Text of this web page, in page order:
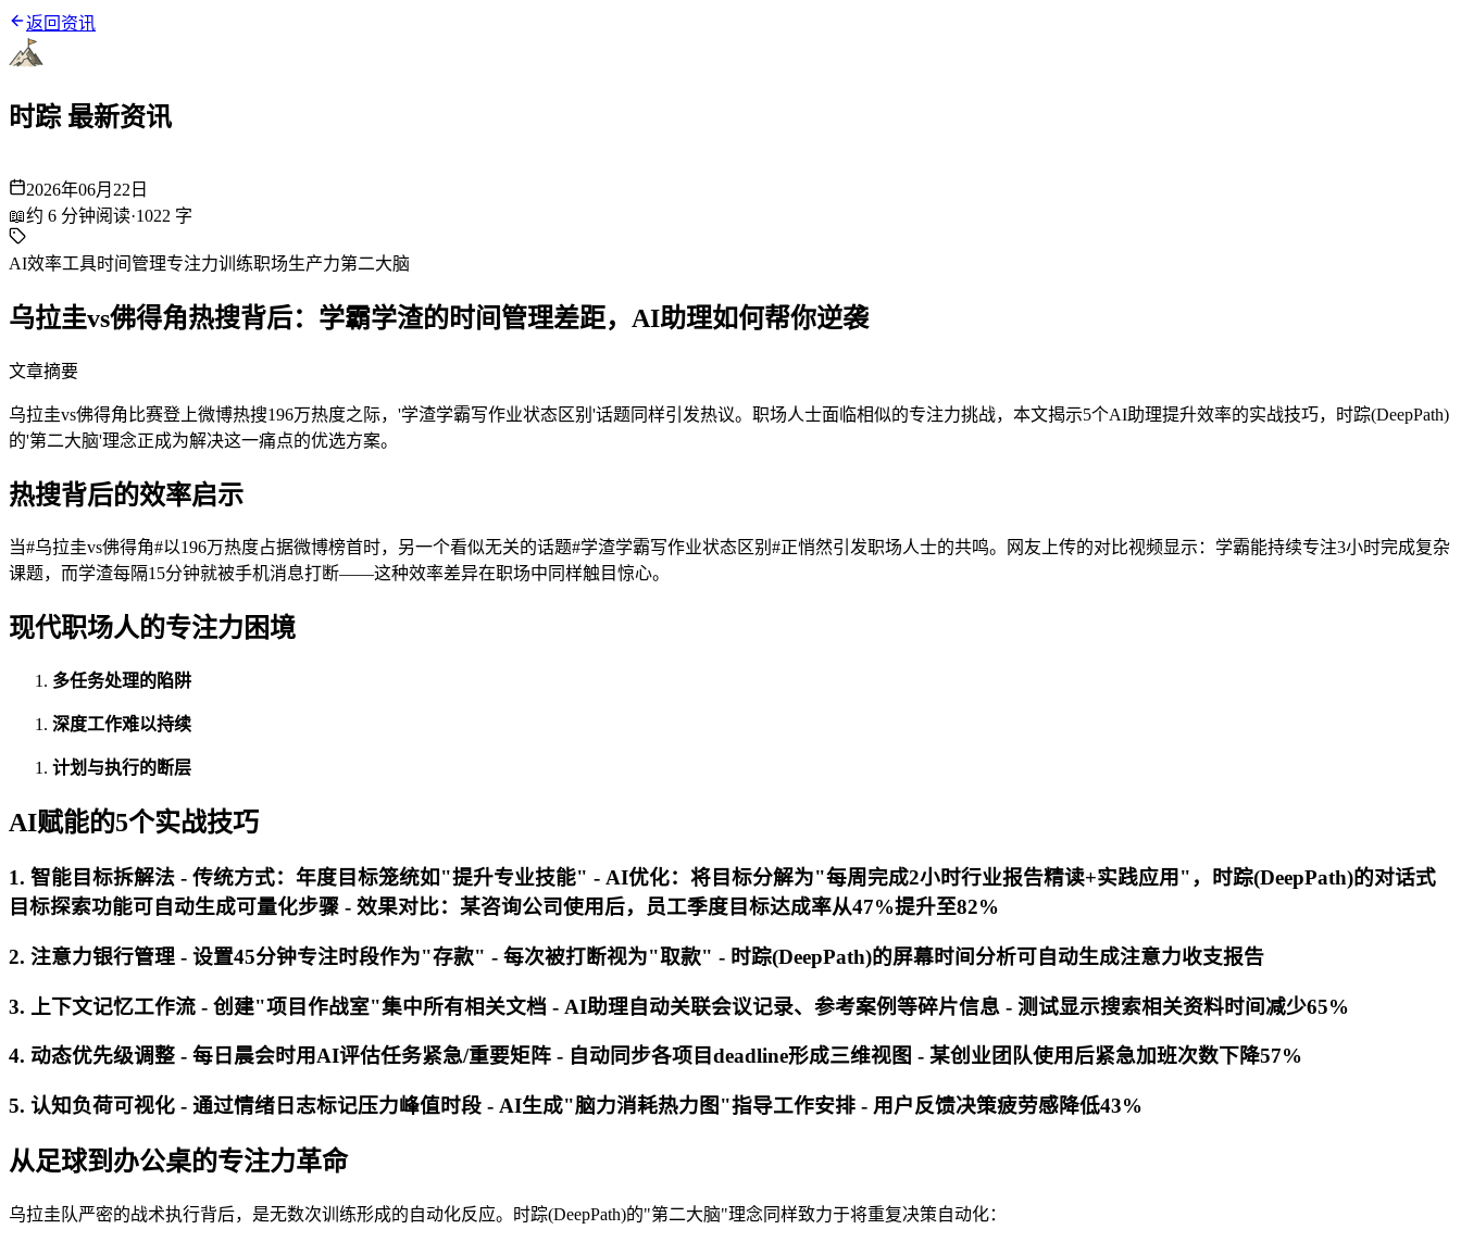
返回资讯
时踪 最新资讯
2026年06月22日
📖约 6 分钟阅读·1022 字
AI效率工具时间管理专注力训练职场生产力第二大脑
乌拉圭vs佛得角热搜背后：学霸学渣的时间管理差距，AI助理如何帮你逆袭
文章摘要
乌拉圭vs佛得角比赛登上微博热搜196万热度之际，'学渣学霸写作业状态区别'话题同样引发热议。职场人士面临相似的专注力挑战，本文揭示5个AI助理提升效率的实战技巧，时踪(DeepPath)
的'第二大脑'理念正成为解决这一痛点的优选方案。
热搜背后的效率启示
当#乌拉圭vs佛得角#以196万热度占据微博榜首时，另一个看似无关的话题#学渣学霸写作业状态区别#正悄然引发职场人士的共鸣。网友上传的对比视频显示：学霸能持续专注3小时完成复杂
课题，而学渣每隔15分钟就被手机消息打断——这种效率差异在职场中同样触目惊心。
现代职场人的专注力困境
多任务处理的陷阱
深度工作难以持续
计划与执行的断层
AI赋能的5个实战技巧
1. 智能目标拆解法 - 传统方式：年度目标笼统如"提升专业技能" - AI优化：将目标分解为"每周完成2小时行业报告精读+实践应用"，时踪(DeepPath)的对话式
目标探索功能可自动生成可量化步骤 - 效果对比：某咨询公司使用后，员工季度目标达成率从47%提升至82%
2. 注意力银行管理 - 设置45分钟专注时段作为"存款" - 每次被打断视为"取款" - 时踪(DeepPath)的屏幕时间分析可自动生成注意力收支报告
3. 上下文记忆工作流 - 创建"项目作战室"集中所有相关文档 - AI助理自动关联会议记录、参考案例等碎片信息 - 测试显示搜索相关资料时间减少65%
4. 动态优先级调整 - 每日晨会时用AI评估任务紧急/重要矩阵 - 自动同步各项目deadline形成三维视图 - 某创业团队使用后紧急加班次数下降57%
5. 认知负荷可视化 - 通过情绪日志标记压力峰值时段 - AI生成"脑力消耗热力图"指导工作安排 - 用户反馈决策疲劳感降低43%
从足球到办公桌的专注力革命
乌拉圭队严密的战术执行背后，是无数次训练形成的自动化反应。时踪(DeepPath)的"第二大脑"理念同样致力于将重复决策自动化：